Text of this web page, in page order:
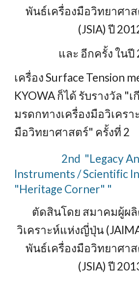
พันธ์เครื่องมือวิทยาศา
(JSIA) ปี
และ อีกครั้ง ในปี
เครื่อง Surface Tension
KYOWA ก็ได้ รับรางวัล "
มรดกทางเครื่องมือวิเครา
มือวิทยาศาสตร์" ครั้งที่ 2
2nd "Legacy
Instruments / Scientific
"Heritage Corner" "
ตัดสินโดย สมาคมผู้ผลิ
วิเคราะห์แห่งญี่ปุ่น
พันธ์เครื่องมือวิทยาศา
(JSIA) ปี